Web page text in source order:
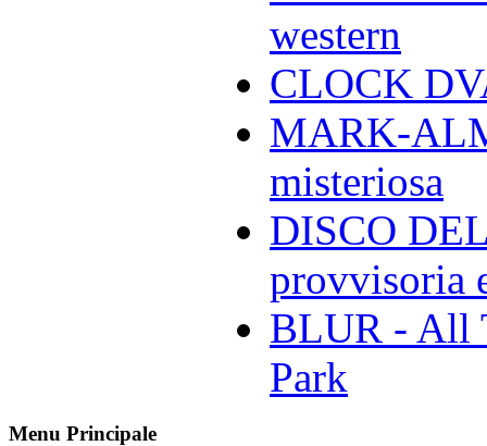
western
CLOCK
MARK-
misteriosa
DISCO
provvisoria
BLUR - All
Park
Menu Principale